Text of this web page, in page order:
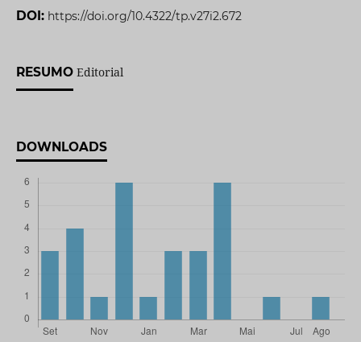
DOI: https://doi.org/10.4322/tp.v27i2.672
RESUMOEditorial
DOWNLOADS